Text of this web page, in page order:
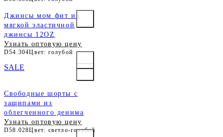
Джинсы мом фит из
мягкой эластичной
джинсы 12OZ
Узнать оптовую цену
D54.304Цвет: голубой
Свободные шорты с
защипами из
облегченного денима
Узнать оптовую цену
D58.028Цвет: светло-голубой
SALE